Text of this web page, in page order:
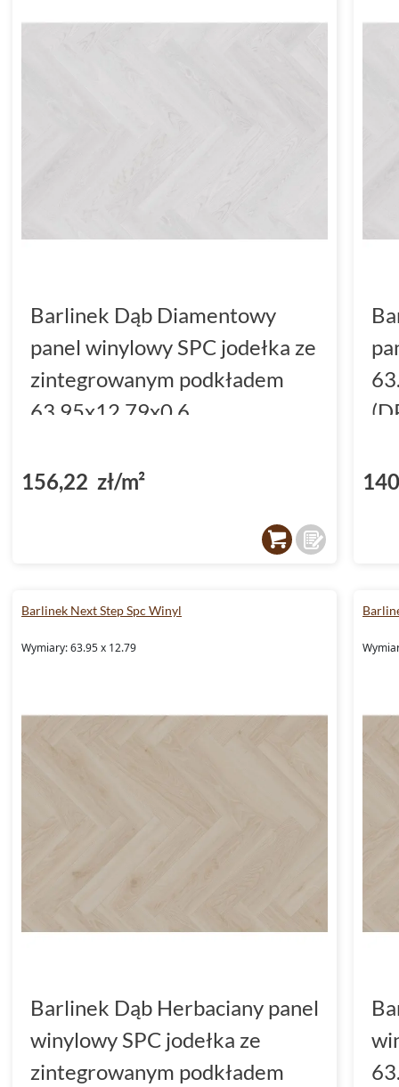
Barlinek Dąb Diamentowy
panel winylowy SPC jodełka ze
zintegrowanym podkładem
63.95x12.79x0.6
156,22 zł/m²
Barlinek Next Step Spc Winyl
Wymiary: 63.95 x 12.79
Barlinek Dąb Herbaciany panel
winylowy SPC jodełka ze
zintegrowanym podkładem